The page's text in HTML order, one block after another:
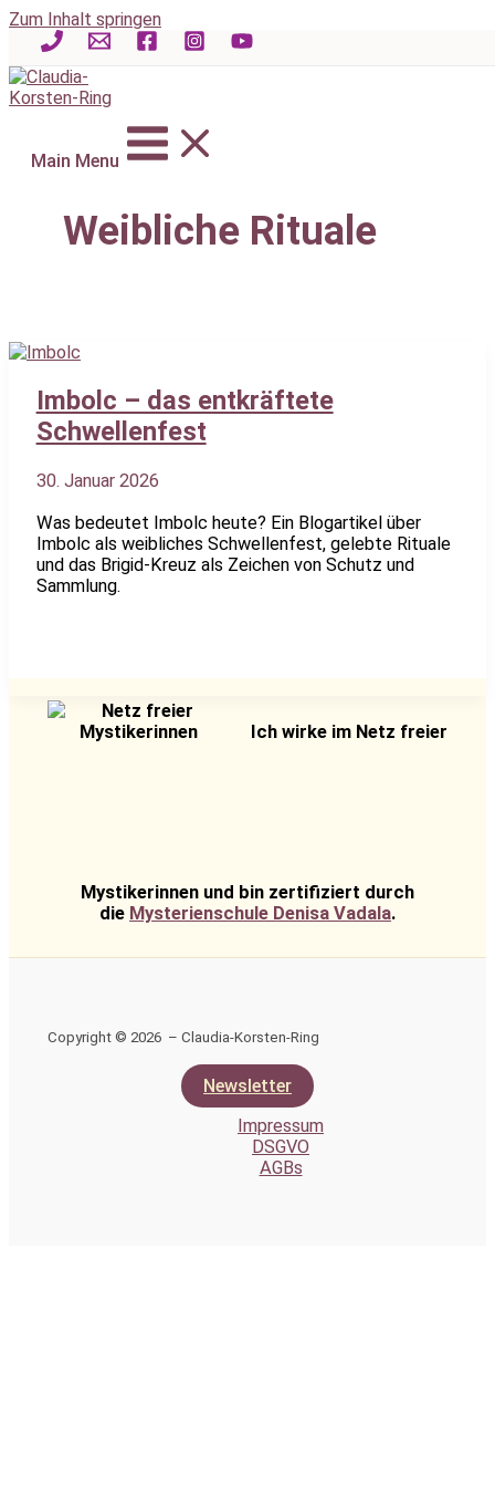
Zum Inhalt springen
Main Menu
Weibliche Rituale
Imbolc – das entkräftete
Schwellenfest
30. Januar 2026
Was bedeutet Imbolc heute? Ein Blogartikel über
Imbolc als weibliches Schwellenfest, gelebte Rituale
und das Brigid-Kreuz als Zeichen von Schutz und
Sammlung.
Ich wirke im Netz freier
Mystikerinnen und bin zertifiziert durch
die Mysterienschule Denisa Vadala.
Copyright © 2026 – Claudia-Korsten-Ring
Newsletter
Impressum
DSGVO
AGBs